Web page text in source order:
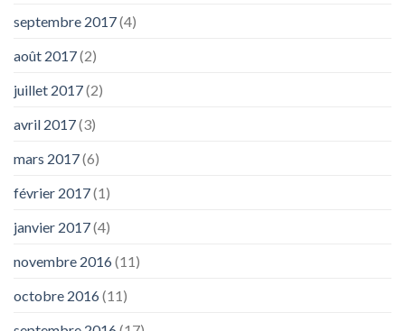
septembre 2017(4)
août 2017(2)
juillet 2017(2)
avril 2017(3)
mars 2017(6)
février 2017(1)
janvier 2017(4)
novembre 2016(11)
octobre 2016(11)